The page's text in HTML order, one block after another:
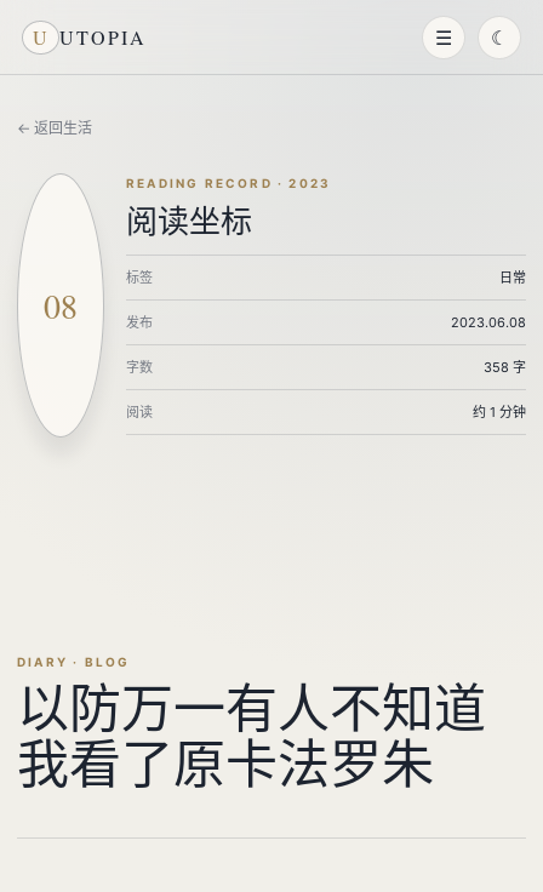
U UTOPIA ☰ ☾
← 返回生活
08
READING RECORD · 2023
阅读坐标
标签 日常
发布 2023.06.08
字数 358 字
阅读 约 1 分钟
DIARY · BLOG
以防万一有人不知道
我看了原卡法罗朱